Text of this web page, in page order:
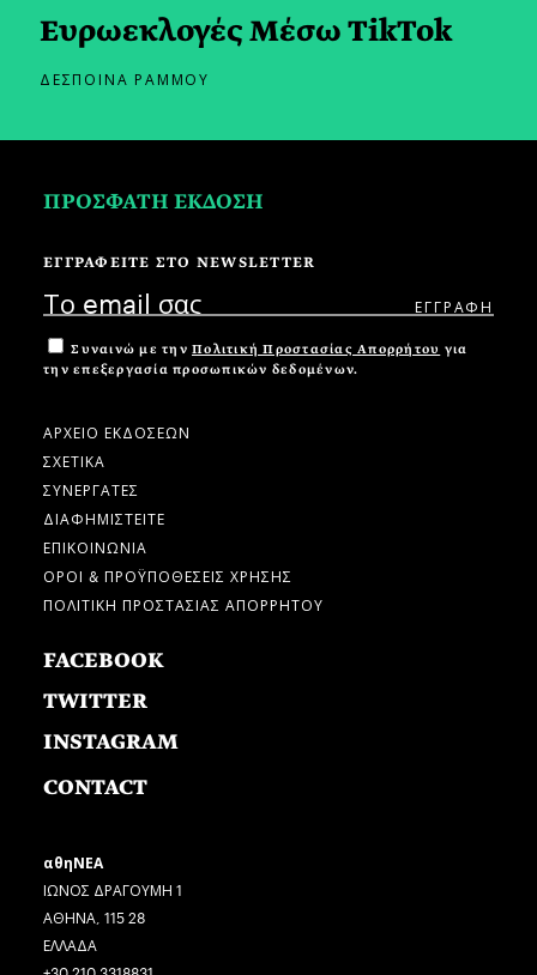
Ευρωεκλογές Μέσω TikTok
ΔΕΣΠΟΙΝΑ ΡΑΜΜΟΥ
ΠΡΟΣΦΑΤΗ ΕΚΔΟΣΗ
ΕΓΓΡΑΦΕΙΤΕ ΣΤΟ NEWSLETTER
Συναινώ με την Πολιτική Προστασίας Απορρήτου για
την επεξεργασία προσωπικών δεδομένων.
ΑΡΧΕΙΟ ΕΚΔΟΣΕΩΝ
ΣΧΕΤΙΚΑ
ΣΥΝΕΡΓΑΤΕΣ
ΔΙΑΦΗΜΙΣΤΕΙΤΕ
ΕΠΙΚΟΙΝΩΝΙΑ
ΟΡΟΙ & ΠΡΟΫΠΟΘΕΣΕΙΣ ΧΡΗΣΗΣ
ΠΟΛΙΤΙΚΗ ΠΡΟΣΤΑΣΙΑΣ ΑΠΟΡΡΗΤΟΥ
FACEBOOK
TWITTER
INSTAGRAM
CONTACT
αθηΝΕΑ
ΙΩΝΟΣ ΔΡΑΓΟΥΜΗ 1
ΑΘΗΝΑ, 115 28
ΕΛΛΑΔΑ
+30 210 3318831